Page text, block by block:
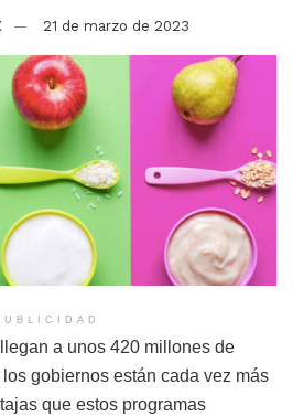
21 de marzo de 2023
a unos 420 millones de
gobiernos están cada vez más
que estos programas